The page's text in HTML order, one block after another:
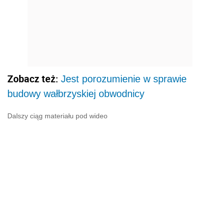
Zobacz też: Jest porozumienie w sprawie
budowy wałbrzyskiej obwodnicy
Dalszy ciąg materiału pod wideo